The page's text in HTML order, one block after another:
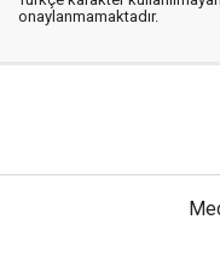
onaylanmamaktadır.